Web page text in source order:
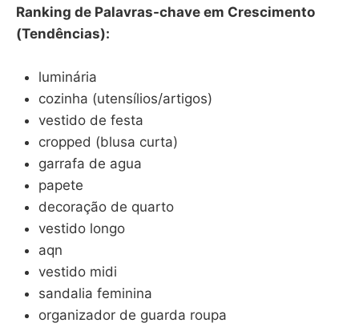
Ranking de Palavras-chave em Crescimento
(Tendências):
luminária
cozinha (utensílios/artigos)
vestido de festa
cropped (blusa curta)
garrafa de agua
papete
decoração de quarto
vestido longo
aqn
vestido midi
sandalia feminina
organizador de guarda roupa